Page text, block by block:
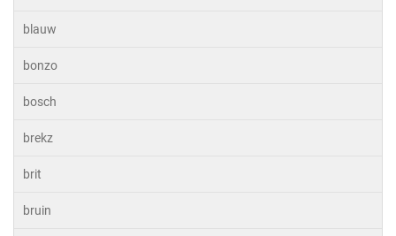
blauw
bonzo
bosch
brekz
brit
bruin